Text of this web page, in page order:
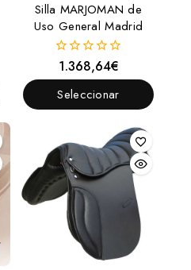
Silla MARJOMAN de
Uso General Madrid
0
fuera
de
5
1.368,64€
Seleccionar